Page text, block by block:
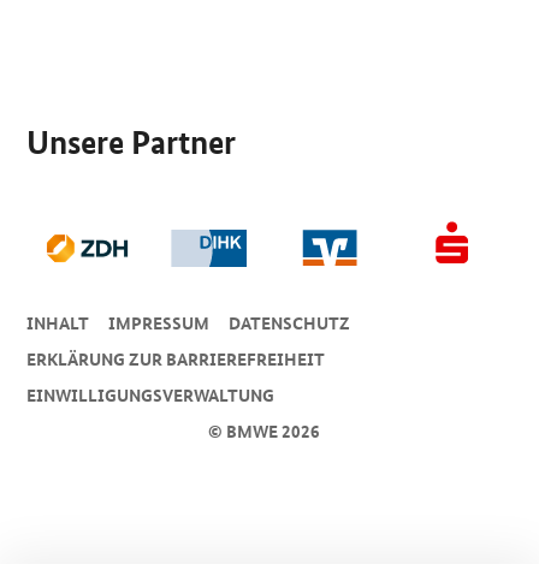
Unsere Partner
© BMWE 2026
INHALT IMPRESSUM
DA­TEN­SCHUTZ
ERKLÄRUNG ZUR BARRIEREFREIHEIT
EINWILLIGUNGSVERWALTUNG